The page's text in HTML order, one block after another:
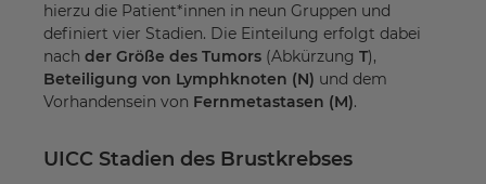
hierzu die Patient*innen in neun Gruppen und
definiert vier Stadien. Die Einteilung erfolgt dabei
nach der Größe des Tumors (Abkürzung T),
Beteiligung von Lymphknoten (N) und dem
Vorhandensein von Fernmetastasen (M).
UICC Stadien des Brustkrebses